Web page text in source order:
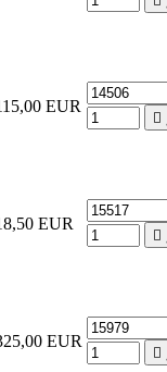
EUR

EUR

EUR
